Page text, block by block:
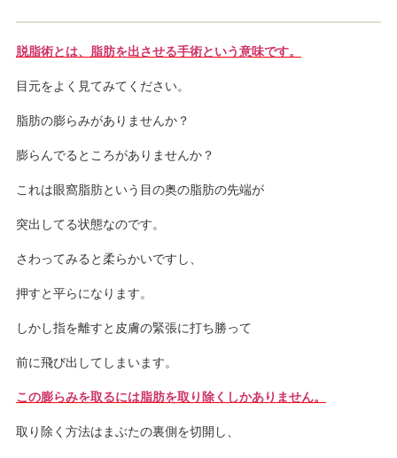
脱脂術とは、脂肪を出させる手術という意味です。
目元をよく見てみてください。
脂肪の膨らみがありませんか？
膨らんでるところがありませんか？
これは眼窩脂肪という目の奥の脂肪の先端が
突出してる状態なのです。
さわってみると柔らかいですし、
押すと平らになります。
しかし指を離すと皮膚の緊張に打ち勝って
前に飛び出してしまいます。
この膨らみを取るには脂肪を取り除くしかありません。
取り除く方法はまぶたの裏側を切開し、